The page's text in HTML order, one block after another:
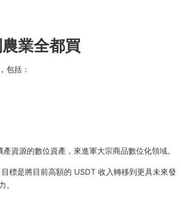
業全都買
包括：
資源的數位資產，來進軍大宗商品數位化領域。
標是將目前高額的 USDT 收入轉移到更具未來發